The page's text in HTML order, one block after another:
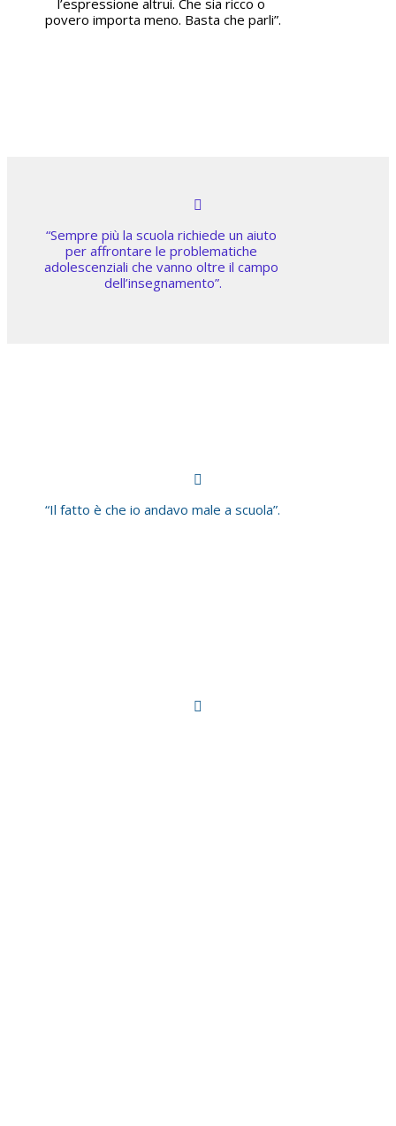
povero importa meno. Basta che parli”.
“Sempre più la scuola richiede un aiuto
per affrontare le problematiche
adolescenziali che vanno oltre il campo
dell’insegnamento”.
“Il fatto è che io andavo male a scuola”.